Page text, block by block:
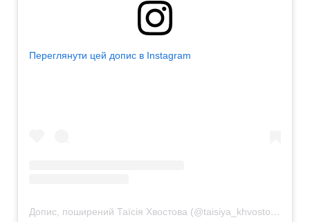
Переглянути цей допис в Instagram
Допис, поширений Таїсія Хвостова (@taisiya_khvostova)